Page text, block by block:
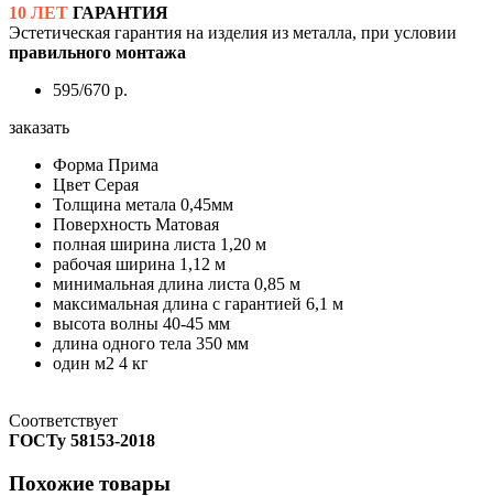
10 ЛЕТ ГАРАНТИЯ
Эстетическая гарантия на изделия из металла, при условии
правильного монтажа
595/670 р.
заказать
Форма Прима
Цвет Серая
Толщина метала 0,45мм
Поверхность Матовая
полная ширина листа 1,20 м
рабочая ширина 1,12 м
минимальная длина листа 0,85 м
максимальная длина с гарантией 6,1 м
высота волны 40-45 мм
длина одного тела 350 мм
один м2 4 кг
Соответствует
ГОСТу 58153-2018
Похожие товары